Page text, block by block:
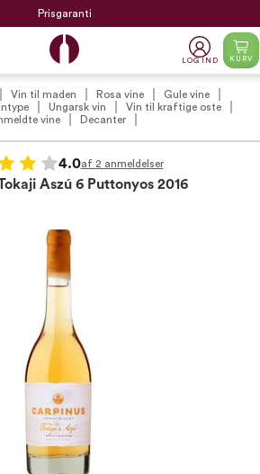
Prisgaranti
LOG IND KURV
Vin til maden Rosa vine
Gule vine
Ungarsk vin
Vin til kraftige oste
vine
Decanter
4.0af 2 anmeldelser
Aszú 6 Puttonyos 2016